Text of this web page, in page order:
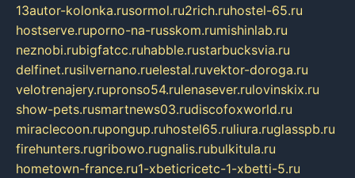
13autor-kolonka.rusormol.ru2rich.ruhostel-65.ru
hostserve.ruporno-na-russkom.rumishinlab.ru
neznobi.rubigfatcc.ruhabble.rustarbucksvia.ru
delfinet.rusilvernano.ruelestal.ruvektor-doroga.ru
velotrenajery.rupronso54.rulenasever.rulovinskix.ru
show-pets.rusmartnews03.rudiscofoxworld.ru
miraclecoon.rupongup.ruhostel65.ruliura.ruglasspb.ru
firehunters.rugribowo.rugnalis.rubulkitula.ru
hometown-france.ru1-xbeticricetc-1-xbetti-5.ru